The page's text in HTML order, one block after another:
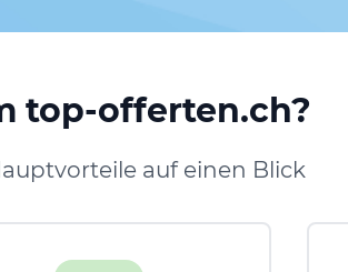
top-offerten.ch?
auf einen Blick